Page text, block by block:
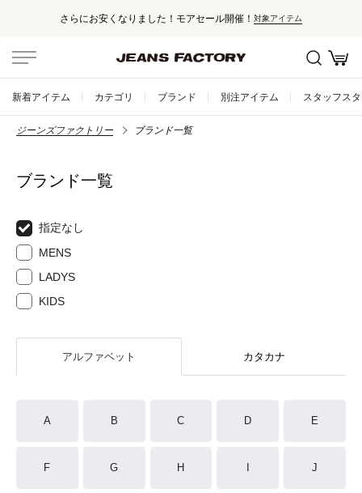
さらにお安くなりました！モアセール開催！ 対象アイテム
新着アイテム カテゴリ ブランド 別注アイテム スタッフス
ジーンズファクトリー ブランド一覧
ブランド一覧
指定なし
MENS
LADYS
KIDS
アルファベット カタカナ
A B C D E
F G H J